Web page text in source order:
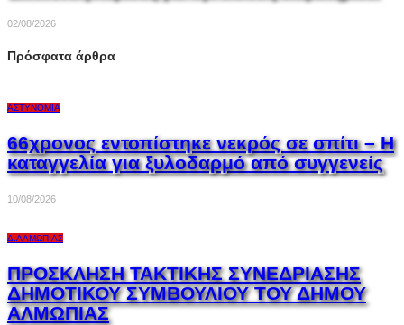
02/08/2026
Πρόσφατα άρθρα
ΑΣΤΥΝΟΜΊΑ
66χρονος εντοπίστηκε νεκρός σε σπίτι – Η
καταγγελία για ξυλοδαρμό από συγγενείς
10/08/2026
Δ.ΑΛΜΩΠΊΑΣ
ΠΡΟΣΚΛΗΣΗ ΤΑΚΤΙΚΗΣ ΣΥΝΕΔΡΙΑΣΗΣ
ΔΗΜΟΤΙΚΟΥ ΣΥΜΒΟΥΛΙΟΥ ΤΟΥ ΔΗΜΟΥ
ΑΛΜΩΠΙΑΣ